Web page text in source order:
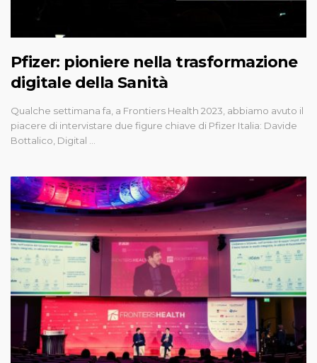
Pfizer: pioniere nella trasformazione
digitale della Sanità
Qualche settimana fa, a Frontiers Health 2023, abbiamo avuto il
piacere di intervistare due figure chiave di Pfizer Italia: Davide
Bottalico, Digital …